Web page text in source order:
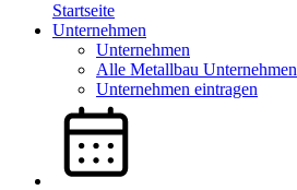
Startseite
Unternehmen
Unternehmen
Alle Metallbau Unternehmen
Unternehmen eintragen